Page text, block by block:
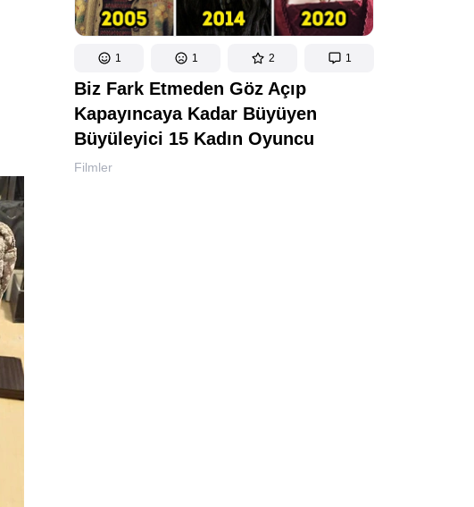
1 1 2 1
Biz Fark Etmeden Göz Açıp
Kapayıncaya Kadar Büyüyen
Büyüleyici 15 Kadın Oyuncu
Filmler